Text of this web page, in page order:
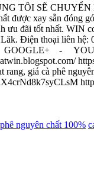
TÔI SẼ
xay sẵn đóng
ưu đãi tốt nhất. WIN
Điện thoại liên hệ:
-
giá cà phê
nguyên chất 100%